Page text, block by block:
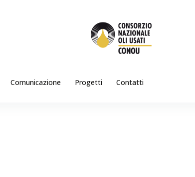
Comunicazione Progetti Contatti